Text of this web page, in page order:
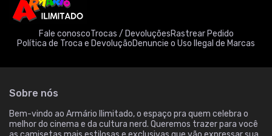
Fale conoscoTrocas / DevoluçõesRastrear Pedido
Política de Troca e DevoluçãoDenuncie o Uso Ilegal de Marcas
Sobre nós
Bem-vindo ao Armário Ilimitado, o espaço pra quem celebra o
melhor do cinema e da cultura nerd. Queremos trazer para você